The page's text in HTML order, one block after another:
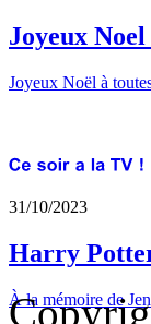
Joyeux Noel
Joyeux Noël à
31/10/2023
Harry
À la mémoire de